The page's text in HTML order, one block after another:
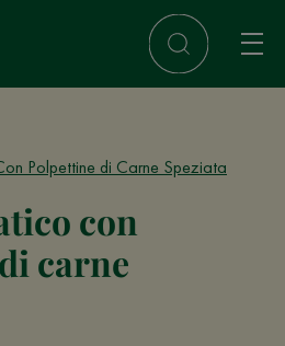
Polpettine di Carne Speziata
con
carne